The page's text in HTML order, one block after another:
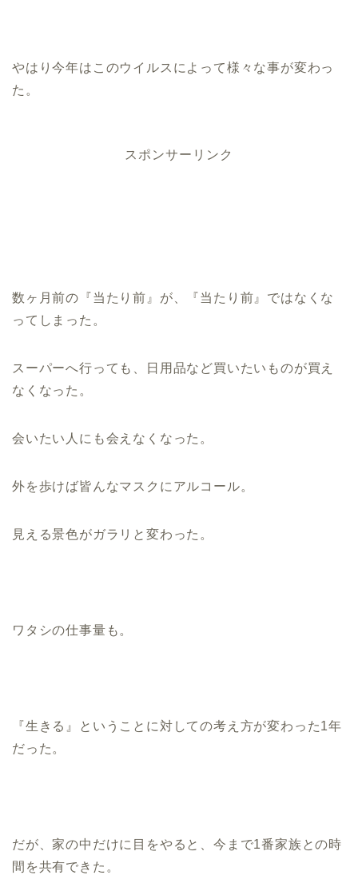
やはり今年はこのウイルスによって様々な事が変わっ
た。
スポンサーリンク
数ヶ月前の『当たり前』が、『当たり前』ではなくな
ってしまった。
スーパーへ行っても、日用品など買いたいものが買え
なくなった。
会いたい人にも会えなくなった。
外を歩けば皆んなマスクにアルコール。
見える景色がガラリと変わった。
ワタシの仕事量も。
『生きる』ということに対しての考え方が変わった1年
だった。
だが、家の中だけに目をやると、今まで1番家族との時
間を共有できた。